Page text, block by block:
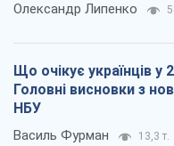
Олександр Липенко
Що очікує українців у
Головні висновки з
НБУ
Василь Фурман 13,3 т.